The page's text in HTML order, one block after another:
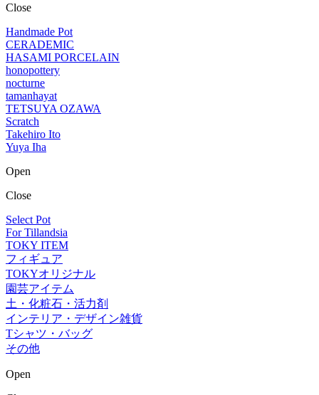
Close
Handmade Pot
CERADEMIC
HASAMI PORCELAIN
honopottery
nocturne
tamanhayat
TETSUYA OZAWA
Scratch
Takehiro Ito
Yuya Iha
Open
Close
Select Pot
For Tillandsia
TOKY ITEM
フィギュア
TOKYオリジナル
園芸アイテム
土・化粧石・活力剤
インテリア・デザイン雑貨
Tシャツ・バッグ
その他
Open